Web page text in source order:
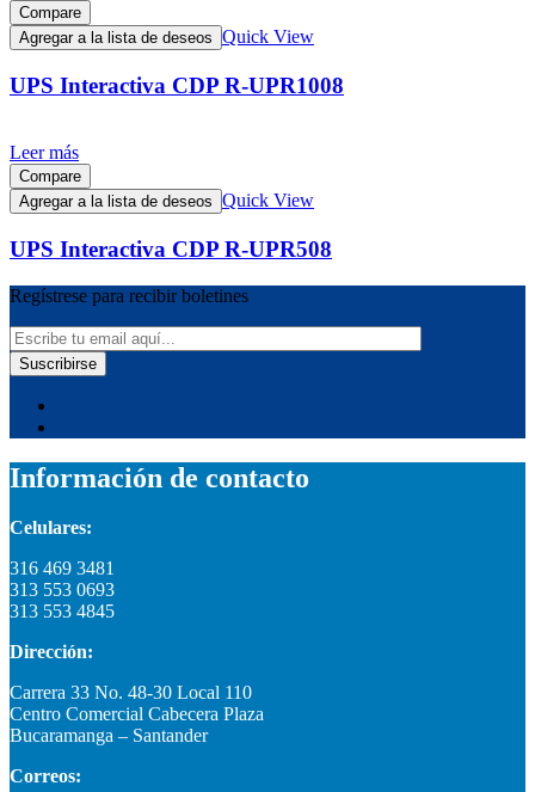
Compare
Agregar a la lista de deseos Quick View
UPS Interactiva CDP R-UPR1008
Leer más
Compare
Agregar a la lista de deseos Quick View
UPS Interactiva CDP R-UPR508
Regístrese para recibir boletines
Información de contacto
Celulares:
316 469 3481
313 553 0693
313 553 4845
Dirección:
Carrera 33 No. 48-30 Local 110
Centro Comercial Cabecera Plaza
Bucaramanga – Santander
Correos: